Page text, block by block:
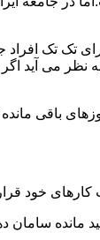
تک تک
آید اگر
مانده
کارهای خود
مانده سامان